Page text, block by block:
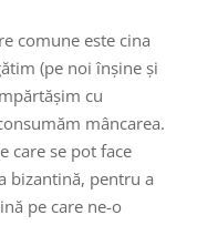
comune este cina
(pe noi înșine și
cu
mâncarea.
care se pot face
bizantină, pentru a
pe care ne-o